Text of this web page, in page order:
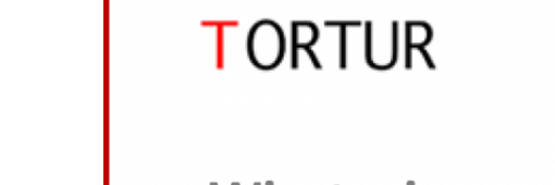
Poprzednie